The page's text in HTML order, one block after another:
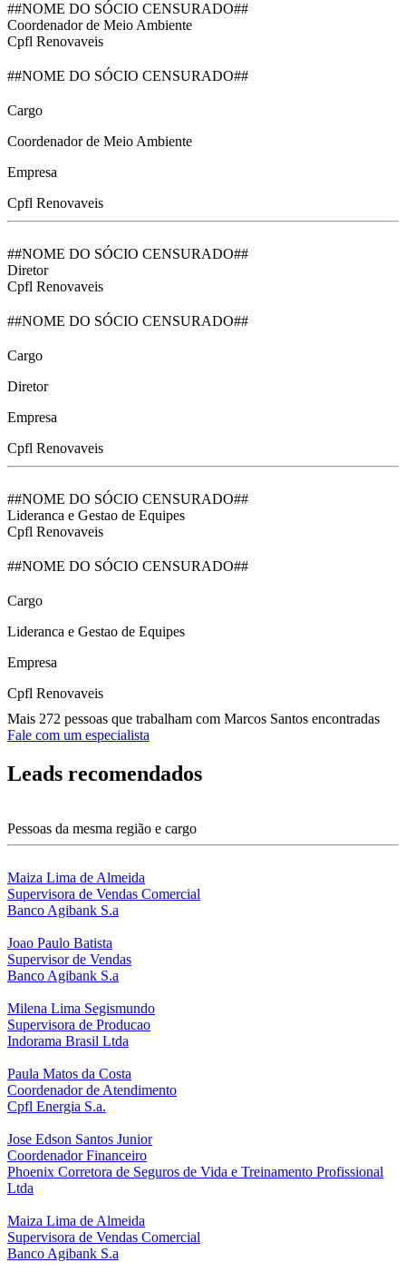
##NOME DO SÓCIO CENSURADO##
Coordenador de Meio Ambiente
Cpfl Renovaveis
##NOME DO SÓCIO CENSURADO##
Cargo
Coordenador de Meio Ambiente
Empresa
Cpfl Renovaveis
##NOME DO SÓCIO CENSURADO##
Diretor
Cpfl Renovaveis
##NOME DO SÓCIO CENSURADO##
Cargo
Diretor
Empresa
Cpfl Renovaveis
##NOME DO SÓCIO CENSURADO##
Lideranca e Gestao de Equipes
Cpfl Renovaveis
##NOME DO SÓCIO CENSURADO##
Cargo
Lideranca e Gestao de Equipes
Empresa
Cpfl Renovaveis
Mais 272 pessoas que trabalham com Marcos Santos encontradas
Fale com um especialista
Leads recomendados
Pessoas da mesma região e cargo
Maiza Lima de Almeida
Supervisora de Vendas Comercial
Banco Agibank S.a
Joao Paulo Batista
Supervisor de Vendas
Banco Agibank S.a
Milena Lima Segismundo
Supervisora de Producao
Indorama Brasil Ltda
Paula Matos da Costa
Coordenador de Atendimento
Cpfl Energia S.a.
Jose Edson Santos Junior
Coordenador Financeiro
Phoenix Corretora de Seguros de Vida e Treinamento Profissional
Ltda
Maiza Lima de Almeida
Supervisora de Vendas Comercial
Banco Agibank S.a